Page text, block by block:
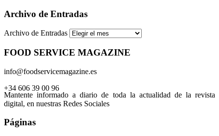
Archivo de Entradas
Archivo de Entradas
FOOD SERVICE MAGAZINE
info@foodservicemagazine.es
+34 606 39 00 96
Mantente informado a diario de toda la actualidad de la revista
digital, en nuestras Redes Sociales
Páginas